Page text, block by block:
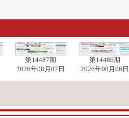
第14487期
2026年08月07日
第14486期
2026年08月06日